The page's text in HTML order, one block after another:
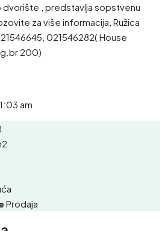
, predstavlja sopstvenu
za više informacija, Ružica
021546282( House
200)
am
Prodaja